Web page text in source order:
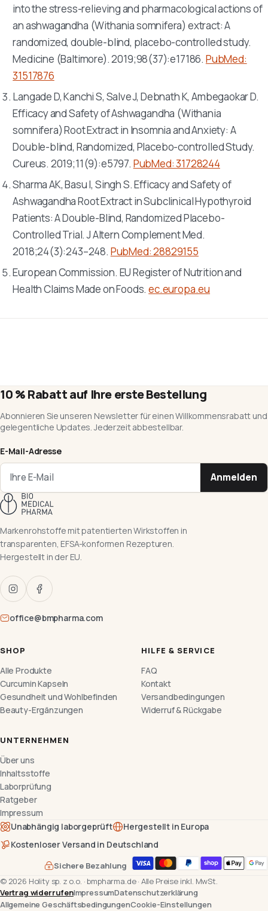
into the stress-relieving and pharmacological actions of
an ashwagandha (Withania somnifera) extract: A
randomized, double-blind, placebo-controlled study.
Medicine (Baltimore). 2019;98(37):e17186. PubMed:
31517876
Langade D, Kanchi S, Salve J, Debnath K, Ambegaokar D.
Efficacy and Safety of Ashwagandha (Withania
somnifera) Root Extract in Insomnia and Anxiety: A
Double-blind, Randomized, Placebo-controlled Study.
Cureus. 2019;11(9):e5797. PubMed: 31728244
Sharma AK, Basu I, Singh S. Efficacy and Safety of
Ashwagandha Root Extract in Subclinical Hypothyroid
Patients: A Double-Blind, Randomized Placebo-
Controlled Trial.J Altern Complement Med.
2018;24(3):243–248. PubMed: 28829155
European Commission. EU Register of Nutrition and
Health Claims Made on Foods.ec.europa.eu
10 % Rabatt auf Ihre erste Bestellung
Abonnieren Sie unseren Newsletter für einen Willkommensrabatt und
gelegentliche Updates. Jederzeit abbestellbar.
E-Mail-Adresse
Anmelden
Markenrohstoffe mit patentierten Wirkstoffen in
transparenten, EFSA-konformen Rezepturen.
Hergestellt in der EU.
office@bmpharma.com
SHOP
Alle Produkte
Curcumin Kapseln
Gesundheit und Wohlbefinden
Beauty-Ergänzungen
HILFE & SERVICE
FAQ
Kontakt
Versandbedingungen
Widerruf & Rückgabe
UNTERNEHMEN
Über uns
Inhaltsstoffe
Laborprüfung
Ratgeber
Impressum
Unabhängig laborgeprüft
Hergestellt in Europa
Kostenloser Versand in Deutschland
Sichere Bezahlung
© 2026 Holity sp. z o.o. ·bmpharma.de· Alle Preise inkl. MwSt.
Vertrag widerrufenImpressumDatenschutzerklärung
Allgemeine GeschäftsbedingungenCookie-Einstellungen